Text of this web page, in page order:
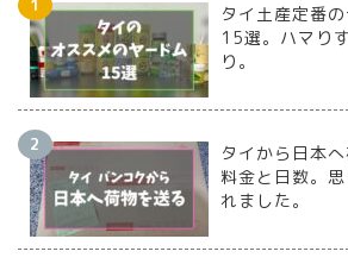
タイ土産定番
15選。ハマり
り。
タイから日本
料金と日数。
れました。